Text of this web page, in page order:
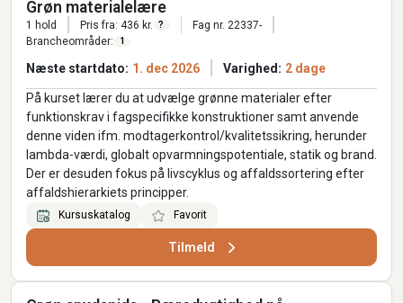
Grøn materialelære
1 hold Pris fra: 436 kr. ?
Fag nr. 22337-
Brancheområder:
1
Næste startdato: 1. dec 2026 Varighed: 2 dage
På kurset lærer du at udvælge grønne materialer efter
funktionskrav i fagspecifikke konstruktioner samt anvende
denne viden ifm. modtagerkontrol/kvalitetssikring, herunder
lambda-værdi, globalt opvarmningspotentiale, statik og brand.
Der er desuden fokus på livscyklus og affaldssortering efter
affaldshierarkiets principper.
Kursuskatalog Favorit
Tilmeld